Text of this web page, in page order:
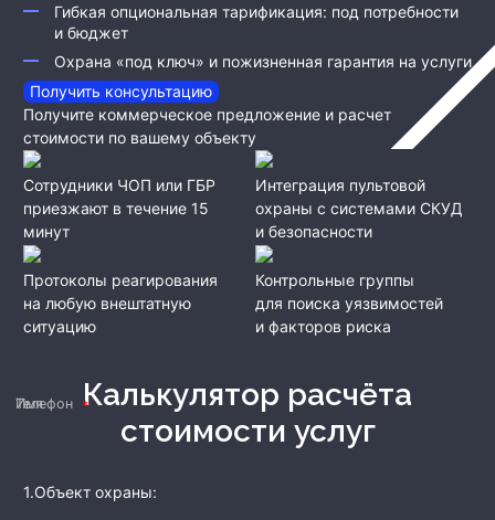
Гибкая опциональная тарификация: под потребности
и бюджет
Охрана «под ключ» и пожизненная гарантия на услуги
Получить консультацию
Получите коммерческое предложение и расчет
стоимости по вашему объекту
Сотрудники ЧОП или ГБР
приезжают в течение 15
минут
Интеграция пультовой
охраны с системами СКУД
и безопасности
Протоколы реагирования
на любую внештатную
ситуацию
Контрольные группы
для поиска уязвимостей
и факторов риска
Калькулятор расчёта
стоимости услуг
1.Объект охраны:
Имя
Телефон